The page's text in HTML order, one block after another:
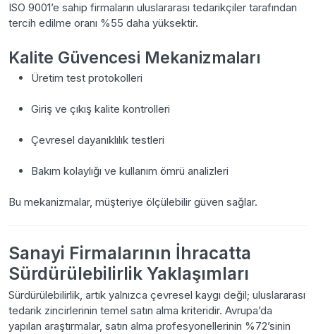
ISO 9001’e sahip firmaların uluslararası tedarikçiler tarafından
tercih edilme oranı %55 daha yüksektir.
Kalite Güvencesi Mekanizmaları
Üretim test protokolleri
Giriş ve çıkış kalite kontrolleri
Çevresel dayanıklılık testleri
Bakım kolaylığı ve kullanım ömrü analizleri
Bu mekanizmalar, müşteriye ölçülebilir güven sağlar.
Sanayi Firmalarının İhracatta
Sürdürülebilirlik Yaklaşımları
Sürdürülebilirlik, artık yalnızca çevresel kaygı değil; uluslararası
tedarik zincirlerinin temel satın alma kriteridir. Avrupa’da
yapılan araştırmalar, satın alma profesyonellerinin %72’sinin